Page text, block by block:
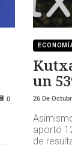
0
un
26 De
aportó
de